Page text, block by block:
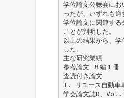
学位論文公聴会にお
ったが、いずれも適
学位論文に関連する
ことが判明した。
以上の結果から、
した。
主な研究業績
参考論文 ８編１冊
査読付き論文
1. リユース自動車
学会論文誌D、